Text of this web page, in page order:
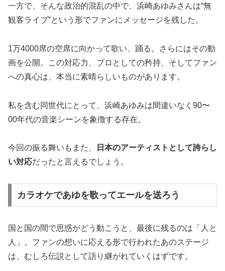
一方で、そんな政治的混乱の中で、浜崎あゆみさんは“無
観客ライブ”という形でファンにメッセージを残した。
1万4000席の空席に向かって歌い、踊る。さらにはその動
画を公開。この対応力、プロとしての矜持、そしてファン
への真心は、本当に素晴らしいものがあります。
私を含む同世代にとって、浜崎あゆみは間違いなく90〜
00年代の音楽シーンを象徴する存在。
今回の振る舞いもまた、
日本のアーティストとして誇らし
い対応だったと言えるでしょう。
カラオケであゆを歌ってエールを送ろう
国と国の間で思惑がどう動こうと、最後に残るのは「人と
人」。ファンの想いに応える形で行われたあのステージ
は、むしろ伝説として語り継がれていくはずです。